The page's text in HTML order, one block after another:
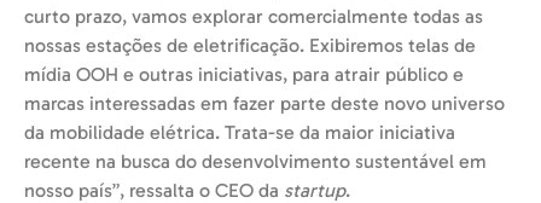
curto prazo, vamos explorar comercialmente todas as
nossas estações de eletrificação. Exibiremos telas de
mídia OOH e outras iniciativas, para atrair público e
marcas interessadas em fazer parte deste novo universo
da mobilidade elétrica. Trata-se da maior iniciativa
recente na busca do desenvolvimento sustentável em
nosso país”, ressalta o CEO da startup.